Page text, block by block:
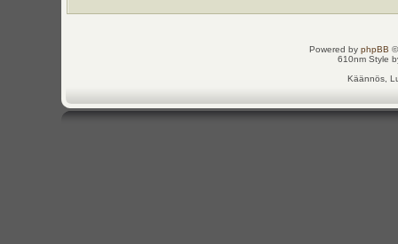
Powered by phpBB
610nm Style
Käännös,